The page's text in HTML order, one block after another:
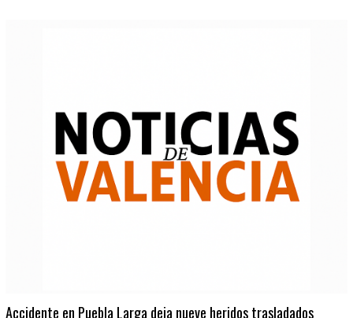
Accidente en Puebla Larga deja nueve heridos trasladados